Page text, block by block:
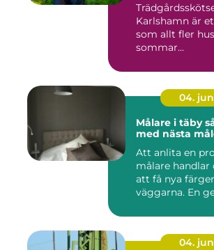
Karlshamn är
som allt fler
sommar...
04. jun
Målare i täby så lyckas du
med nästa
Att anlita en
målare handlar
att få nya
väggarna. En
04. jun